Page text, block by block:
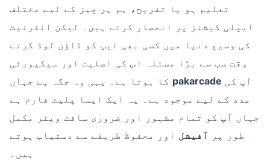
تعلیم ہو یا تفریح، ہم ہر چیز کے لیے مختلف
ایپلی کیشنز پر انحصار کرتے ہیں۔ لیکن انٹرنیٹ
کی وسیع دنیا میں کسی بھی ایپ کو ڈاؤن لوڈ کرتے
وقت سب سے بڑا مسئلہ اس کی اصلیت اور سیکیورٹی
pakarcade
مدد کے لیے موجود ہے۔ یہ ایک ایسا پلیٹ فارم ہے
جہاں آپ کو تمام مشہور اور ضروری سافٹ ویئر مکمل
طور پر آفیشل اور محفوظ طریقے سے دستیاب ہوتے
ہیں۔